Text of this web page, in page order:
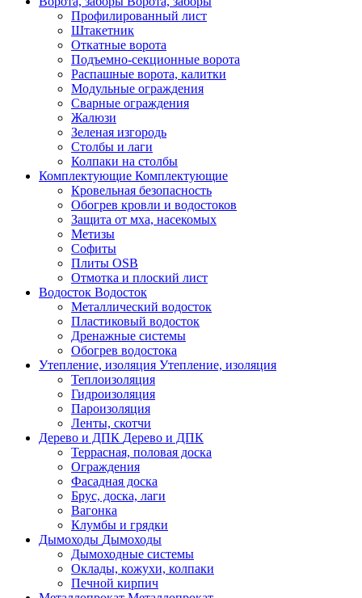
Профилированный лист
Штакетник
Откатные ворота
Подъемно-секционные ворота
Распашные ворота, калитки
Модульные ограждения
Сварные ограждения
Жалюзи
Зеленая изгородь
Столбы и лаги
Колпаки на столбы
Комплектующие Комплектующие
Кровельная безопасность
Обогрев кровли и водостоков
Защита от мха, насекомых
Метизы
Софиты
Плиты OSB
Отмотка и плоский лист
Водосток Водосток
Металлический водосток
Пластиковый водосток
Дренажные системы
Обогрев водостока
Утепление, изоляция Утепление, изоляция
Теплоизоляция
Гидроизоляция
Пароизоляция
Ленты, скотчи
Дерево и ДПК Дерево и ДПК
Террасная, половая доска
Ограждения
Фасадная доска
Брус, доска, лаги
Вагонка
Клумбы и грядки
Дымоходы Дымоходы
Дымоходные системы
Оклады, кожухи, колпаки
Печной кирпич